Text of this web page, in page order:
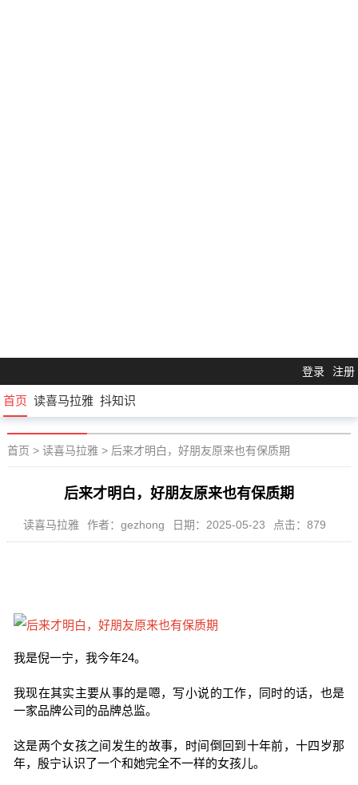
登录 注册
首页 读喜马拉雅 抖知识
首页 > 读喜马拉雅> 后来才明白，好朋友原来也有保质期
后来才明白，好朋友原来也有保质期
读喜马拉雅 作者：gezhong 日期：2025-05-23 点击：879
我是倪一宁，我今年24。
我现在其实主要从事的是嗯，写小说的工作，同时的话，也是
一家品牌公司的品牌总监。
这是两个女孩之间发生的故事，时间倒回到十年前，十四岁那
年，殷宁认识了一个和她完全不一样的女孩儿。